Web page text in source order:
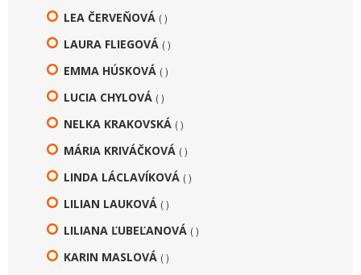
LEA ČERVEŇOVÁ ( )
LAURA FLIEGOVÁ ( )
EMMA HÚSKOVÁ ( )
LUCIA CHYLOVÁ ( )
NELKA KRAKOVSKÁ ( )
MÁRIA KRIVÁČKOVÁ ( )
LINDA LÁCLAVÍKOVÁ ( )
LILIAN LAUKOVÁ ( )
LILIANA ĽUBEĽANOVÁ ( )
KARIN MASLOVÁ ( )